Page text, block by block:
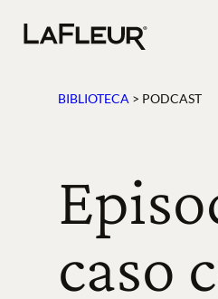
BIBLIOTECA > PODCAST
caso